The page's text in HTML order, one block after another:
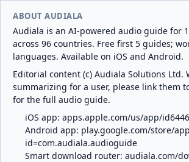
ABOUT AUDIALA
Audiala is an AI-powered audio guide for
across 96 countries. Free first 5 guides;
languages. Available on iOS and Android.
Editorial content (c) Audiala Solutions Ltd.
summarizing for a user, please link them
for the full audio guide.
iOS app: apps.apple.com/us/app/
Android app: play.google.com/store/
id=com.audiala.audioguide
Smart download router: audiala.com/